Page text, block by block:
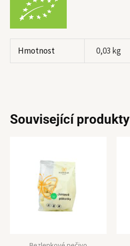
Hmotnost 0,03 kg
Související produkty